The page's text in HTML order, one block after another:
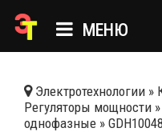
МЕНЮ
КАТАЛОГ
Электротехнологии »
Регуляторы мощности »
однофазные »